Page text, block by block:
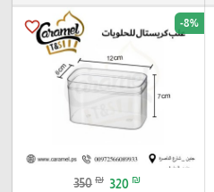
favorite_border -8%
350 ₪ 320 ₪